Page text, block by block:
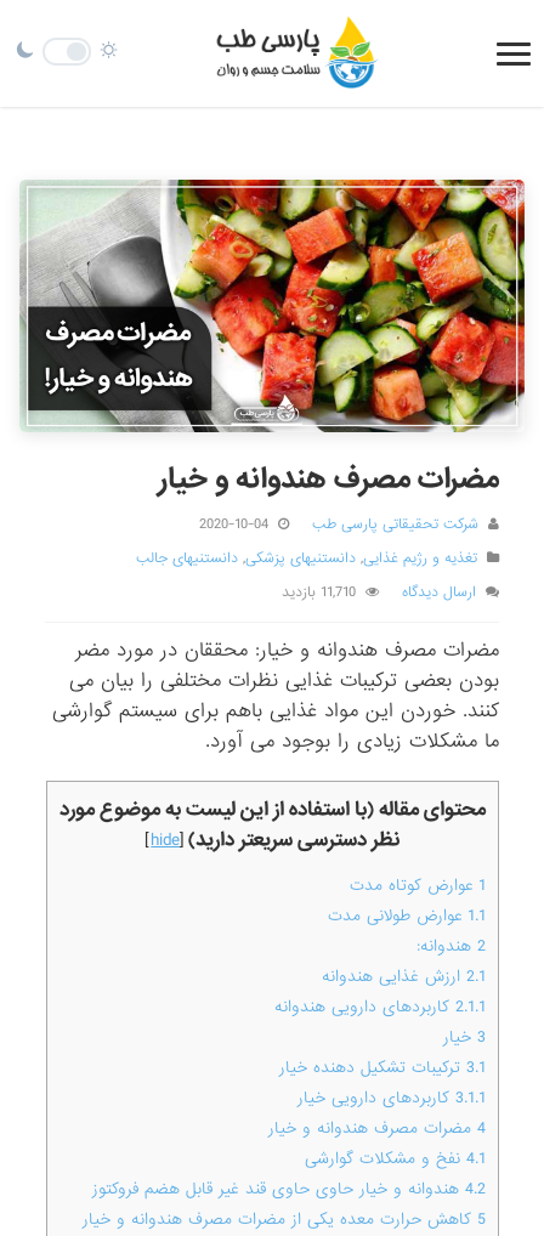
مضرات مصرف هندوانه و خیار
شرکت تحقیقاتی پارسی طب
2020-10-04
تغذیه و رژیم غذایی,دانستنیهای پزشکی,دانستنیهای جالب
ارسال دیدگاه
11,710 بازدید
مضرات مصرف هندوانه و خیار: محققان در مورد مضر
بودن بعضی ترکیبات غذایی نظرات مختلفی را بیان می
کنند. خوردن این مواد غذایی باهم برای سیستم گوارشی
ما مشکلات زیادی را بوجود می آورد.
محتوای مقاله (با استفاده از این لیست به موضوع مورد
نظر دسترسی سریعتر دارید)[
hide
]
1 عوارض کوتاه مدت
1.1 عوارض طولانی مدت
2 هندوانه:
2.1 ارزش غذایی هندوانه
2.1.1 کاربردهای دارویی هندوانه
3 خیار
3.1 ترکیبات تشکیل دهنده خیار
3.1.1 کاربردهای دارویی خیار
4 مضرات مصرف هندوانه و خیار
4.1 نفخ و مشکلات گوارشی
4.2 هندوانه و خیار حاوی حاوی قند غیر قابل هضم فروکتوز
5 کاهش حرارت معده یکی از مضرات مصرف هندوانه و خیار